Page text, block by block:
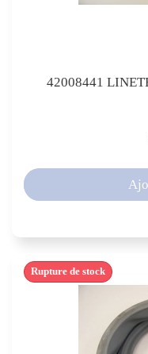
42008441
Rupture de stock